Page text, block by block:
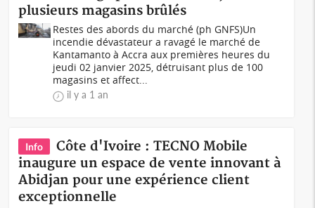
plusieurs magasins brûlés
Restes des abords du marché (ph GNFS)Un
incendie dévastateur a ravagé le marché de
Kantamanto à Accra aux premières heures du
jeudi 02 janvier 2025, détruisant plus de 100
magasins et affect...
il y a 1 an
Info
Côte d'Ivoire : TECNO Mobile
inaugure un espace de vente innovant à
Abidjan pour une expérience client
exceptionnelle